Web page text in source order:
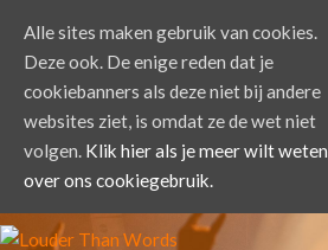
Alle sites maken gebruik van cookies.
Deze ook. De enige reden dat je
cookiebanners als deze niet bij andere
websites ziet, is omdat ze de wet niet
volgen. Klik hier als je meer wilt weten
over ons cookiegebruik.